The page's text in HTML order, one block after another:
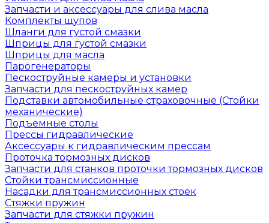
Запчасти и аксессуары для слива масла
Комплекты щупов
Шланги для густой смазки
Шприцы для густой смазки
Шприцы для масла
Парогенераторы
Пескоструйные камеры и установки
Запчасти для пескоструйных камер
Подставки автомобильные страховочные (Стойки
механические)
Подъемные столы
Прессы гидравлические
Аксессуары к гидравлическим прессам
Проточка тормозных дисков
Запчасти для станков проточки тормозных дисков
Стойки трансмиссионные
Насадки для трансмиссионных стоек
Стяжки пружин
Запчасти для стяжки пружин